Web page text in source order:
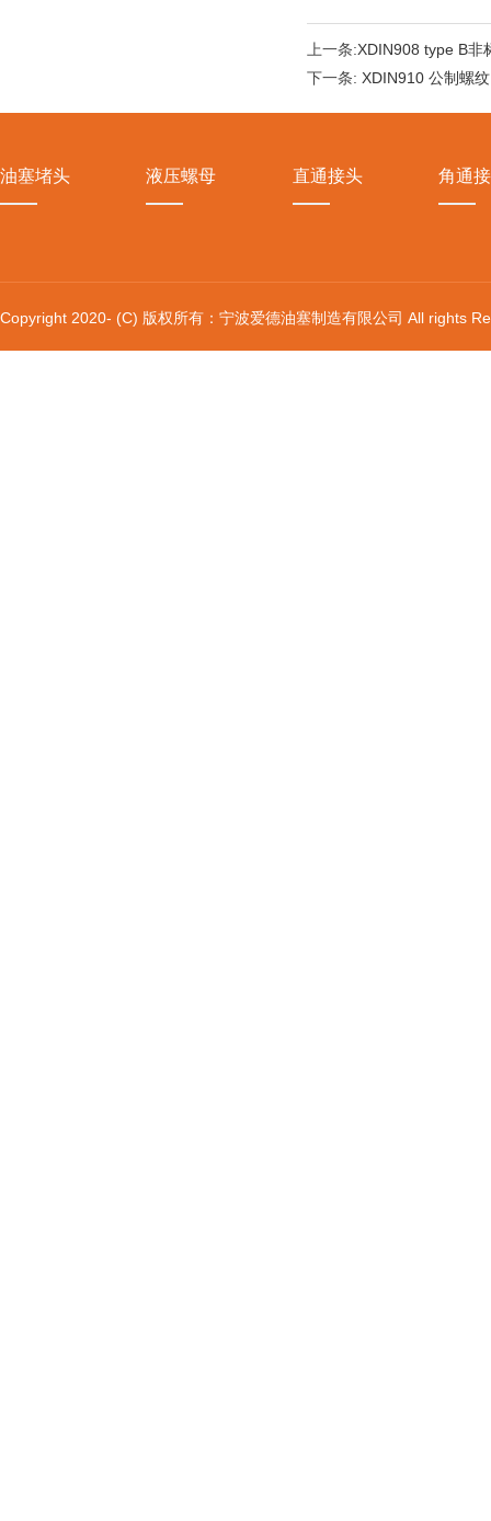
上一条:XDIN908 type B非
下一条: XDIN910 公制螺纹
油塞堵头 液压螺母 直通接头 角通
Copyright 2020- (C) 版权所有：宁波爱德油塞制造有限公司 All rights